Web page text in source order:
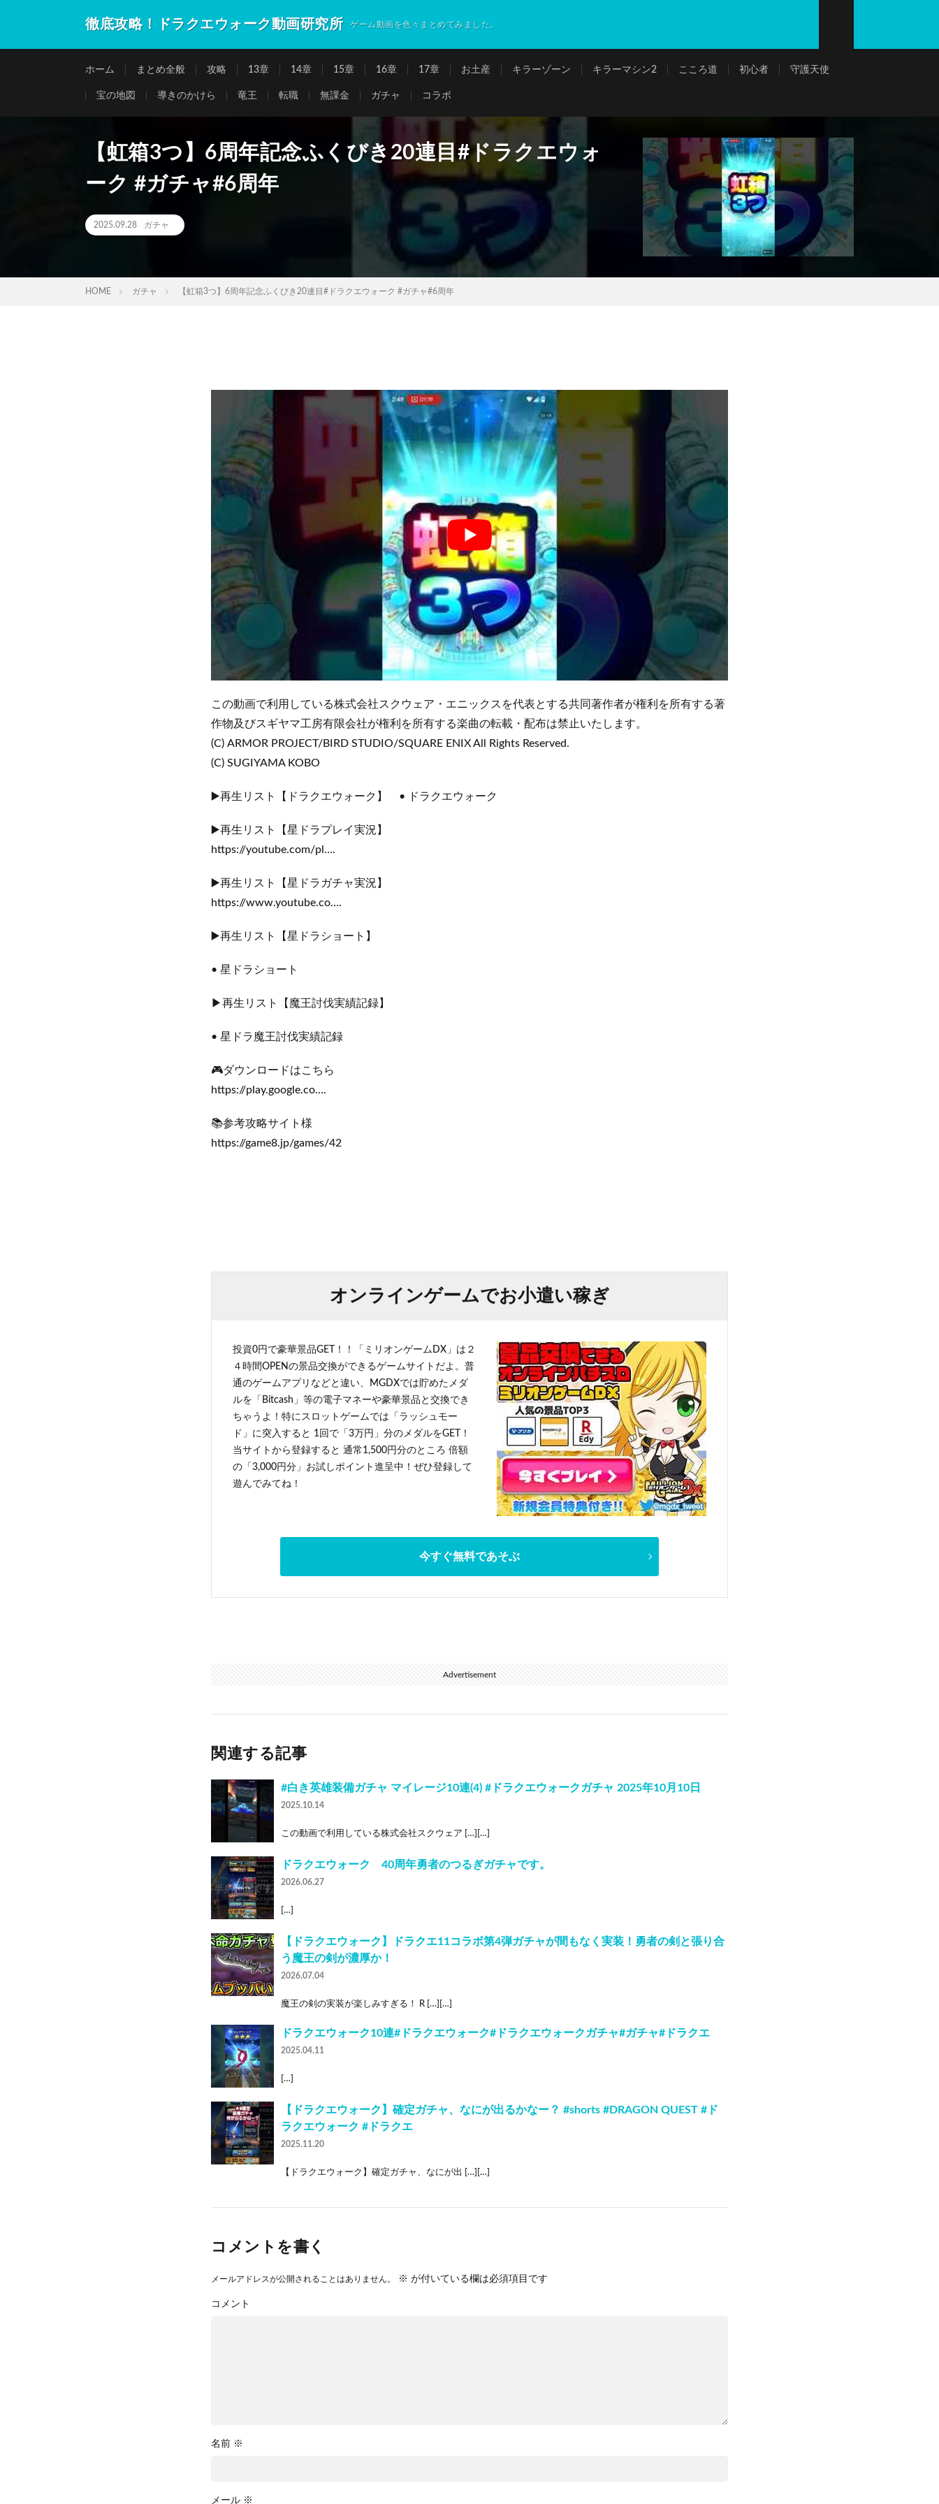
徹底攻略！ドラクエウォーク動画研究所 ゲーム動画を色々まとめてみました。
ホーム まとめ全般 攻略 13章 14章 15章 16章 17章 お土産 キラーゾーン キラーマシン2 こころ道 初心者 守護天使
宝の地図 導きのかけら 竜王 転職 無課金 ガチャ コラボ
【虹箱3つ】6周年記念ふくびき20連目#ドラクエウォ
ーク #ガチャ#6周年
2025.09.28 ガチャ
HOME ガチャ 【虹箱3つ】6周年記念ふくびき20連目#ドラクエウォーク #ガチャ#6周年
この動画で利用している株式会社スクウェア・エニックスを代表とする共同著作者が権利を所有する著
作物及びスギヤマ工房有限会社が権利を所有する楽曲の転載・配布は禁止いたします。
(C) ARMOR PROJECT/BIRD STUDIO/SQUARE ENIX All Rights Reserved.
(C) SUGIYAMA KOBO
▶️再生リスト【ドラクエウォーク】 • ドラクエウォーク ​
▶️再生リスト【星ドラプレイ実況】
https://youtube.com/pl…​.
▶️再生リスト【星ドラガチャ実況】
https://www.youtube.co…​.
▶️再生リスト【星ドラショート】
• 星ドラショート
▶再生リスト【魔王討伐実績記録】
• 星ドラ魔王討伐実績記録
🎮ダウンロードはこちら
https://play.google.co…​.
📚参考攻略サイト様
https://game8.jp/games/42​
オンラインゲームでお小遣い稼ぎ
投資0円で豪華景品GET！！「ミリオンゲームDX」は２
４時間OPENの景品交換ができるゲームサイトだよ。普
通のゲームアプリなどと違い、MGDXでは貯めたメダ
ルを「Bitcash」等の電子マネーや豪華景品と交換でき
ちゃうよ！特にスロットゲームでは「ラッシュモー
ド」に突入すると 1回で「3万円」分のメダルをGET！
当サイトから登録すると 通常1,500円分のところ 倍額
の「3,000円分」お試しポイント進呈中！ぜひ登録して
遊んでみてね！
今すぐ無料であそぶ
Advertisement
関連する記事
#白き英雄装備ガチャ マイレージ10連(4) #ドラクエウォークガチャ 2025年10月10日
2025.10.14
この動画で利用している株式会社スクウェア […][…]
ドラクエウォーク 40周年勇者のつるぎガチャです。
2026.06.27
[…]
【ドラクエウォーク】ドラクエ11コラボ第4弾ガチャが間もなく実装！勇者の剣と張り合
う魔王の剣が濃厚か！
2026.07.04
魔王の剣の実装が楽しみすぎる！ R […][…]
ドラクエウォーク10連#ドラクエウォーク#ドラクエウォークガチャ#ガチャ#ドラクエ
2025.04.11
[…]
【ドラクエウォーク】確定ガチャ、なにが出るかなー？ #shorts #DRAGON QUEST #ド
ラクエウォーク #ドラクエ
2025.11.20
【ドラクエウォーク】確定ガチャ、なにが出 […][…]
コメントを書く
メールアドレスが公開されることはありません。 ※ が付いている欄は必須項目です
コメント
名前 ※
メール ※